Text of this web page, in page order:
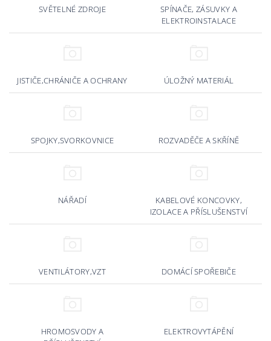
SVĚTELNÉ ZDROJE
SPÍNAČE, ZÁSUVKY A
ELEKTROINSTALACE
JISTIČE,CHRÁNIČE A OCHRANY ÚLOŽNÝ MATERIÁL
SPOJKY,SVORKOVNICE ROZVADĚČE A SKŘÍNĚ
NÁŘADÍ
KABELOVÉ KONCOVKY,
IZOLACE A PŘÍSLUŠENSTVÍ
VENTILÁTORY,VZT DOMÁCÍ SPOŘEBIČE
HROMOSVODY A
ELEKTROVYTÁPĚNÍ